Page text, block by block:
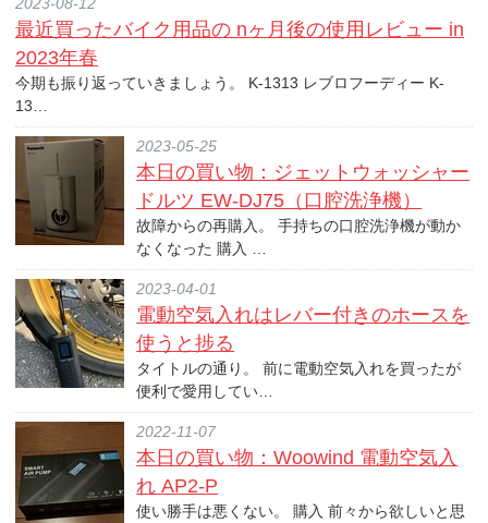
2023-08-12
最近買ったバイク用品の nヶ月後の使用レビュー in
2023年春
今期も振り返っていきましょう。 K-1313 レブロフーディー K-
13…
2023-05-25
本日の買い物：ジェットウォッシャー
ドルツ EW-DJ75（口腔洗浄機）
故障からの再購入。 手持ちの口腔洗浄機が動か
なくなった 購入 …
2023-04-01
電動空気入れはレバー付きのホースを
使うと捗る
タイトルの通り。 前に電動空気入れを買ったが
便利で愛用してい…
2022-11-07
本日の買い物：Woowind 電動空気入
れ AP2-P
使い勝手は悪くない。 購入 前々から欲しいと思